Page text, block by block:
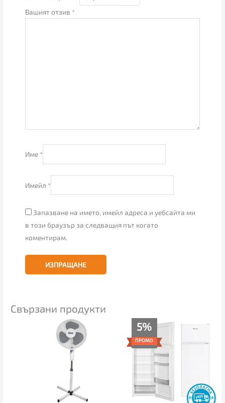
Вашият отзив *
Име *
Имейл *
Запазване на името, имейл адреса и уебсайта ми
в този браузър за следващия път когато
коментирам.
Свързани продукти
5%
ПРОМО
Original
price
was:
275.00€. 260.00€.